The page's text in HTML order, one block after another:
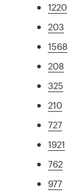
1220
203
1568
208
325
210
727
1921
762
977